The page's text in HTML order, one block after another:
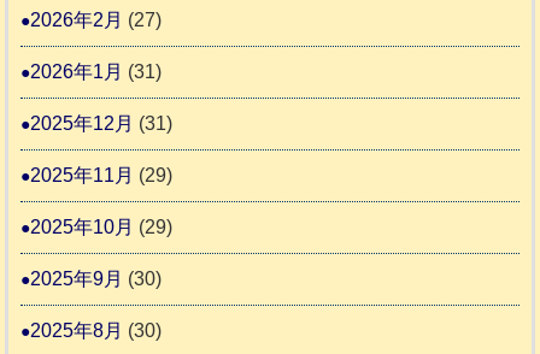
推
2026年2月 (27)
2026年1月 (31)
2025年12月 (31)
2025年11月 (29)
2025年10月 (29)
2025年9月 (30)
2025年8月 (30)